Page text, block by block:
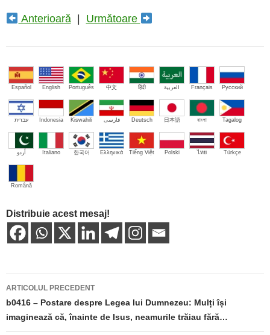
Anterioară| Următoare
Español English Português 中文 हिंदी العربية Français Русский
עברית Indonesia Kiswahili فارسی Deutsch 日本語 বাংলা Tagalog
اُردو Italiano 한국어 Ελληνικά Tiếng Việt Polski ไทย Türkçe
Română
Distribuie acest mesaj!
Navigare
în
articole
ARTICOLUL PRECEDENT
b0416 – Postare despre Legea lui Dumnezeu: Mulți își
imaginează că, înainte de Isus, neamurile trăiau fără…